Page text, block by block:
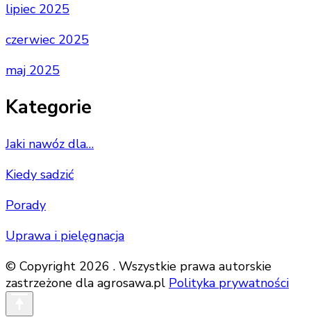
lipiec 2025
czerwiec 2025
maj 2025
Kategorie
Jaki nawóz dla…
Kiedy sadzić
Porady
Uprawa i pielęgnacja
© Copyright 2026 . Wszystkie prawa autorskie
zastrzeżone dla agrosawa.pl Polityka prywatności